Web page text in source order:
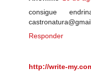
consigue
Responder
http://write-